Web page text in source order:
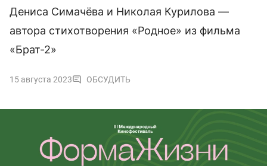
Дениса Симачёва и Николая Курилова —
автора стихотворения «Родное» из фильма
«Брат-2»
15 августа 2023 ОБСУДИТЬ